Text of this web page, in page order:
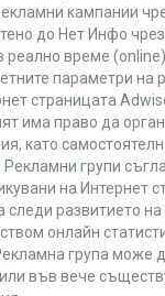
кампании
до Нет Инфо
време
параметри на
страницата
има право да
като
групи
на Интернет
следи развитието
онлайн
група може
във вече